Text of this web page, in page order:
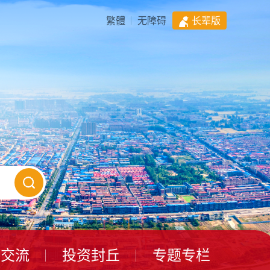
繁體 无障碍 长辈版
流 投资封丘 专题专栏